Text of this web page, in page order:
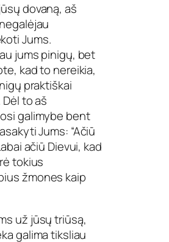
dovaną, aš
Jums.
jums pinigų, bet
kad to nereikia,
praktiškai
to aš
galimybe bent
Jums: “Ačiū
ačiū Dievui, kad
tokius
žmones kaip
už jūsų triūsą,
galima tiksliau